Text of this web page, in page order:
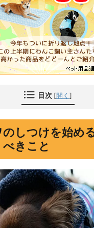
目次 [開く ]
しつけを始め
きこと